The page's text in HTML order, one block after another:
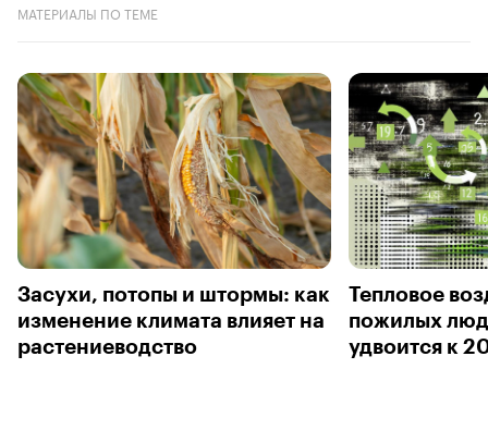
МАТЕРИАЛЫ ПО ТЕМЕ
Засухи, потопы и штормы: как
изменение климата влияет на
растениеводство
Тепловое
пожилых
удвоится к